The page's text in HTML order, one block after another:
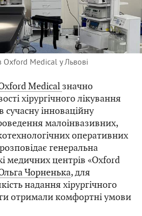
Oxford Medical у Львові
Medical значно
хірургічного лікування
сучасну інноваційну
малоінвазивних,
оперативних
генеральна
медичних центрів «Oxford
Чорненька, для
надання хірургічного
отримали комфортні умови